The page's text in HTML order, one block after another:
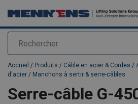
Rechercher
Ajouté au panier
Accueil / Produits / Câble en acier & Cordes /
d'acier / Manchons à sertir & serre-câbles
Serre-câble G-